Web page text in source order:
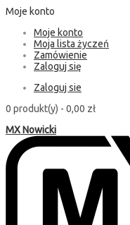
Moje konto
Moje konto
Moja lista życzeń
Zamówienie
Zaloguj się
Zaloguj sie
0 produkt(y) - 0,00 zł
MX Nowicki